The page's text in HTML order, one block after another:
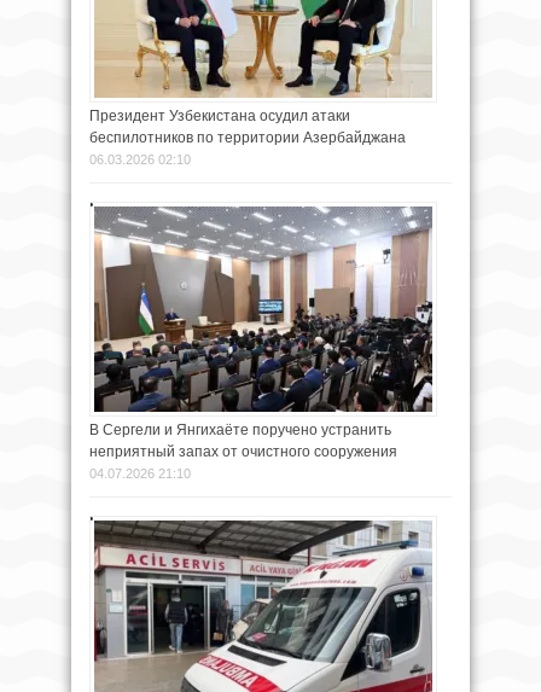
Президент Узбекистана осудил атаки
беспилотников по территории Азербайджана
06.03.2026 02:10
В Сергели и Янгихаёте поручено устранить
неприятный запах от очистного сооружения
04.07.2026 21:10